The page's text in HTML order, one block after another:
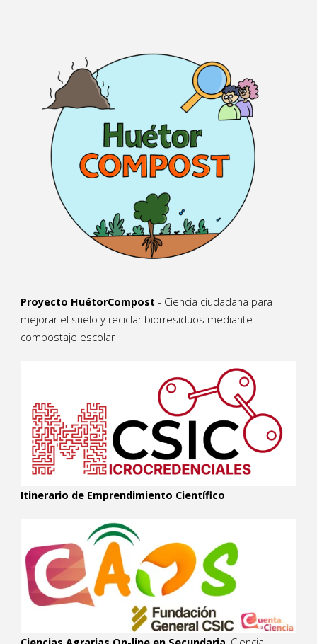
Proyecto HuétorCompost - Ciencia ciudadana para
mejorar el suelo y reciclar biorresiduos mediante
compostaje escolar
Itinerario de Emprendimiento Científico